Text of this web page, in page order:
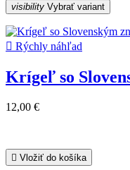
visibility Vybrať variant
 Rýchly náhľad
Krígeľ so
12,00 €
 Vložiť do košíka